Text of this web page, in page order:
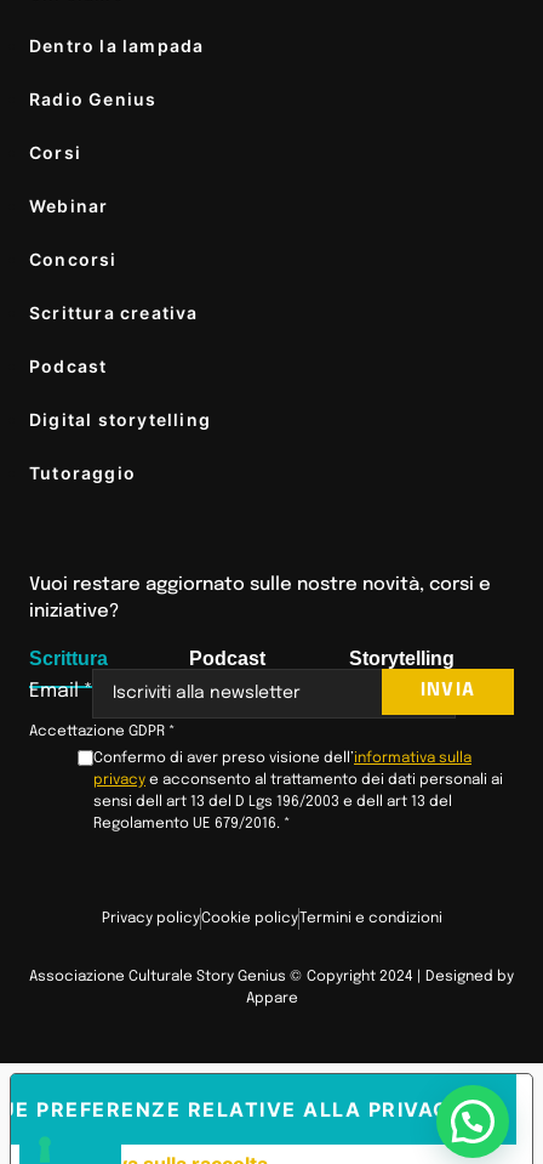
Dentro la lampada
Radio Genius
Corsi
Webinar
Concorsi
Scrittura creativa
Podcast
Digital storytelling
Tutoraggio
Vuoi restare aggiornato sulle nostre novità, corsi e
iniziative?
Scrittura
Email*
Accettazione GDPR *
Confermo di aver preso visione dell’informativa sulla
privacy e acconsento al trattamento dei dati personali ai
sensi dell art 13 del D Lgs 196/2003 e dell art 13 del
Regolamento UE 679/2016. *
INVIA
Podcast Storytelling
Associazione Culturale Story Genius © Copyright 2024 | Designed by
Appare
Privacy policyCookie policy Termini e condizioni
PREFERENZE RELATIVE ALLA PRIVACY